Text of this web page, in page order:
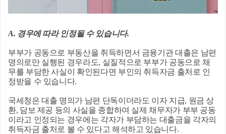
A. 경우에 따라 인정될 수 있습니다.
부부가 공동으로 부동산을 취득하면서 금융기관 대출은 남편
명의로만 실행된 경우라도, 실질적으로 부부가 공동으로 채
무를 부담한 사실이 확인된다면 부인의 취득자금 출처로 인
정받을 수 있습니다.
국세청은 대출 명의가 남편 단독이더라도 이자 지급, 원금 상
환, 담보 제공 등의 사실을 종합하여 실제 채무자가 부부 공동
이라고 인정되는 경우에는 각자가 부담하는 대출금을 각자의
취득자금 출처로 볼 수 있다고 해석하고 있습니다.